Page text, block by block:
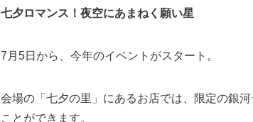
七夕ロマンス！夜空にあまねく願い星
7月5日から、今年のイベントがスタート。
会場の「七夕の里」にあるお店では、限定の銀
ことができます。